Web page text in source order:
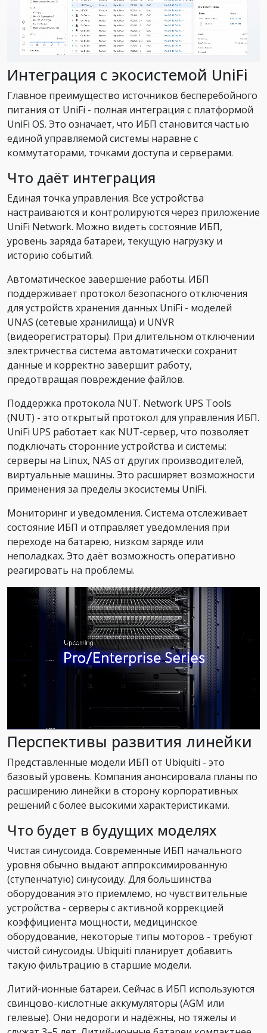
Интеграция с экосистемой UniFi
Главное преимущество источников бесперебойного
питания от UniFi - полная интеграция с платформой
UniFi OS. Это означает, что ИБП становится частью
единой управляемой системы наравне с
коммутаторами, точками доступа и серверами.
Что даёт интеграция
Единая точка управления. Все устройства
настраиваются и контролируются через приложение
UniFi Network. Можно видеть состояние ИБП,
уровень заряда батареи, текущую нагрузку и
историю событий.
Автоматическое завершение работы. ИБП
поддерживает протокол безопасного отключения
для устройств хранения данных UniFi - моделей
UNAS (сетевые хранилища) и UNVR
(видеорегистраторы). При длительном отключении
электричества система автоматически сохранит
данные и корректно завершит работу,
предотвращая повреждение файлов.
Поддержка протокола NUT. Network UPS Tools
(NUT) - это открытый протокол для управления ИБП.
UniFi UPS работает как NUT-сервер, что позволяет
подключать сторонние устройства и системы:
серверы на Linux, NAS от других производителей,
виртуальные машины. Это расширяет возможности
применения за пределы экосистемы UniFi.
Мониторинг и уведомления. Система отслеживает
состояние ИБП и отправляет уведомления при
переходе на батарею, низком заряде или
неполадках. Это даёт возможность оперативно
реагировать на проблемы.
Перспективы развития линейки
Представленные модели ИБП от Ubiquiti - это
базовый уровень. Компания анонсировала планы по
расширению линейки в сторону корпоративных
решений с более высокими характеристиками.
Что будет в будущих моделях
Чистая синусоида. Современные ИБП начального
уровня обычно выдают аппроксимированную
(ступенчатую) синусоиду. Для большинства
оборудования это приемлемо, но чувствительные
устройства - серверы с активной коррекцией
коэффициента мощности, медицинское
оборудование, некоторые типы моторов - требуют
чистой синусоиды. Ubiquiti планирует добавить
такую фильтрацию в старшие модели.
Литий-ионные батареи. Сейчас в ИБП используются
свинцово-кислотные аккумуляторы (AGM или
гелевые). Они недороги и надёжны, но тяжелы и